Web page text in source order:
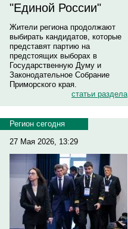
"Единой России"
Жители региона продолжают
выбирать кандидатов, которые
представят партию на
предстоящих выборах в
Государственную Думу и
Законодательное Собрание
Приморского края.
статьи раздела
Регион сегодня
27 Мая 2026, 13:29